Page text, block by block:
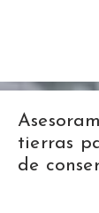
tierras
de